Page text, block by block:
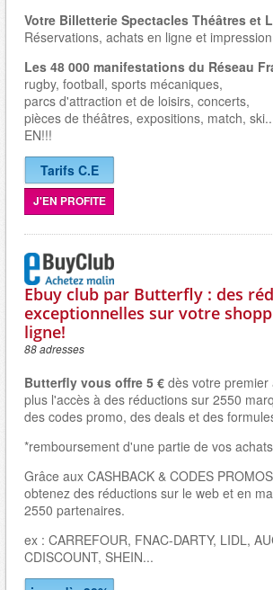
Votre Billetterie Spectacles Théâtres et
Réservations, achats en ligne et
Les 48 000 manifestations du Réseau
rugby, football, sports mécaniques,
parcs d'attraction et de loisirs, concerts,
pièces de théâtres, expositions, match,
EN!!!
Tarifs C.E
J'EN PROFITE
Ebuy club par Butterfly : des
exceptionnelles sur votre
ligne!
88 adresses
Butterfly vous offre 5 € dès votre
plus l'accès à des réductions sur 2550
des codes promo, des deals et des
*remboursement d'une partie de vos achats
Grâce aux CASHBACK & CODES
obtenez des réductions sur le web et en
2550 partenaires.
ex : CARREFOUR, FNAC-DARTY, LIDL,
CDISCOUNT, SHEIN...